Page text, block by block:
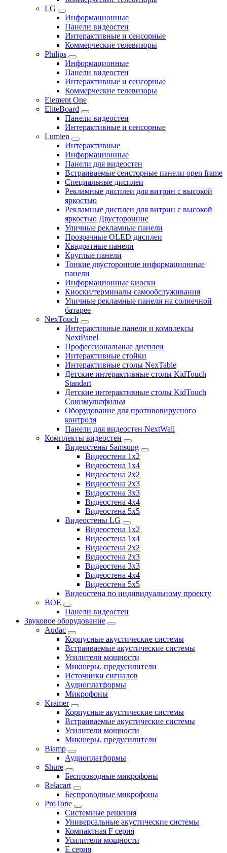
LG
Информационные
Панели видеостен
Интерактивные и сенсорные
Коммерческие телевизоры
Philips
Информационные
Панели видеостен
Интерактивные и сенсорные
Коммерческие телевизоры
Element One
EliteBoard
Панели видеостен
Интерактивные и сенсорные
Lumien
Интерактивные
Информационные
Панели для видеостен
Встраиваемые сенсторные панели open frame
Специальные дисплеи
Рекламные дисплеи для витрин с высокой
яркостью
Рекламные дисплеи для витрин с высокой
яркостью Двусторонние
Уличные рекламные панели
Прозрачные OLED дисплеи
Квадратные панели
Круглые панели
Тонкие двусторонние информационные
панели
Информационные киоски
Киоски/терминалы самообслуживания
Уличные рекламные панели на солнечной
батарее
NexTouch
Интерактивные панели и комплексы
NextPanel
Профессиональные дисплеи
Интерактивные стойки
Интерактивные столы NexTable
Детские интерактивные столы KidTouch
Standart
Детские интерактивные столы KidTouch
Союзмультфильм
Оборудование для противовирусного
контроля
Панели для видеостен NextWall
Комплекты видеостен
Видеостены Samsung
Видеостена 1x2
Видеостена 1x4
Видеостена 2x2
Видеостена 2х3
Видеостена 3x3
Видеостена 4x4
Видеостена 5x5
Видеостены LG
Видеостена 1x2
Видеостена 1x4
Видеостена 2x2
Видеостена 2x3
Видеостена 3x3
Видеостена 4x4
Видеостена 5x5
Видеостена по индивидуальному проекту
BOE
Панели видеостен
Звуковое оборудование
Audac
Корпусные акустические системы
Встраиваемые акустические системы
Усилители мощности
Микшеры, предусилители
Источники сигналов
Аудиоплатформы
Микрофоны
Kramer
Корпусные акустические системы
Встраиваемые акустические системы
Усилители мощности
Микшеры, предусилители
Biamp
Аудиоплатформы
Shure
Беспроводные микрофоны
Relacart
Беспроводные микрофоны
ProTone
Системные решения
Универсальные акустические системы
Компактная F серия
Усилители мощности
E серия